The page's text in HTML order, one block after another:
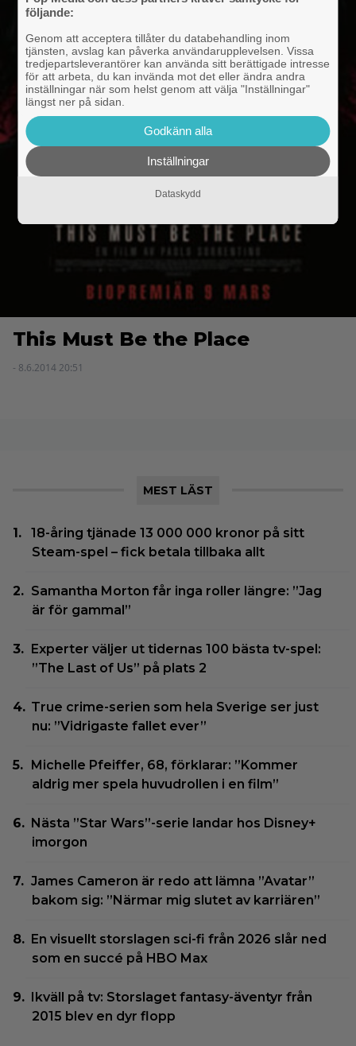
This Must Be the Place
- 8.6.2014 20:51
MEST LÄST
18-åring tjänade 13 000 000 kronor på sitt
Steam-spel – fick betala tillbaka allt
Samantha Morton får inga roller längre: ”Jag
är för gammal”
Experter väljer ut tidernas 100 bästa tv-spel:
”The Last of Us” på plats 2
True crime-serien som hela Sverige ser just
nu: ”Vidrigaste fallet ever”
Michelle Pfeiffer, 68, förklarar: ”Kommer
aldrig mer spela huvudrollen i en film”
Nästa ”Star Wars”-serie landar hos Disney+
imorgon
James Cameron är redo att lämna ”Avatar”
bakom sig: ”Närmar mig slutet av karriären”
En visuellt storslagen sci-fi från 2026 slår ned
som en succé på HBO Max
Ikväll på tv: Storslaget fantasy-äventyr från
2015 blev en dyr flopp
följande:
Genom att acceptera tillåter du databehandling inom
tjänsten, avslag kan påverka användarupplevelsen. Vissa
tredjepartsleverantörer kan använda sitt berättigade intresse
för att arbeta, du kan invända mot det eller ändra andra
inställningar när som helst genom att välja "Inställningar"
längst ner på sidan.
Godkänn alla
Inställningar
Dataskydd